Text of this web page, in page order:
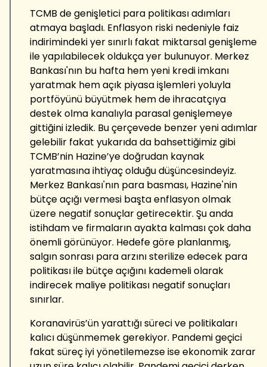
TCMB de genişletici para politikası adımları
atmaya başladı. Enflasyon riski nedeniyle faiz
indirimindeki yer sınırlı fakat miktarsal genişleme
ile yapılabilecek oldukça yer bulunuyor. Merkez
Bankası'nın bu hafta hem yeni kredi imkanı
yaratmak hem açık piyasa işlemleri yoluyla
portföyünü büyütmek hem de ihracatçıya
destek olma kanalıyla parasal genişlemeye
gittiğini izledik. Bu çerçevede benzer yeni adımlar
gelebilir fakat yukarıda da bahsettiğimiz gibi
TCMB’nin Hazine’ye doğrudan kaynak
yaratmasına ihtiyaç olduğu düşüncesindeyiz.
Merkez Bankası'nın para basması, Hazine'nin
bütçe açığı vermesi başta enflasyon olmak
üzere negatif sonuçlar getirecektir. Şu anda
istihdam ve firmaların ayakta kalması çok daha
önemli görünüyor. Hedefe göre planlanmış,
salgın sonrası para arzını sterilize edecek para
politikası ile bütçe açığını kademeli olarak
indirecek maliye politikası negatif sonuçları
sınırlar.
Koranavirüs’ün yarattığı süreci ve politikaları
kalıcı düşünmemek gerekiyor. Pandemi geçici
fakat süreç iyi yönetilemezse ise ekonomik zarar